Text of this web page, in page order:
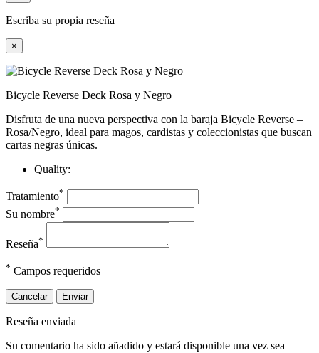
Escriba su propia reseña
×
Bicycle Reverse Deck Rosa y Negro
Disfruta de una nueva perspectiva con la baraja Bicycle Reverse –
Rosa/Negro, ideal para magos, cardistas y coleccionistas que buscan
cartas negras únicas.
Quality:
Tratamiento*
Su nombre*
Reseña*
* Campos requeridos
Cancelar Enviar
Reseña enviada
Su comentario ha sido añadido y estará disponible una vez sea